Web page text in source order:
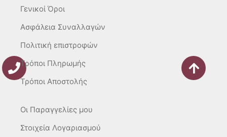
Γενικοί Όροι
Ασφάλεια Συναλλαγών
Πολιτική επιστροφών
Τρόποι Πληρωμής
Τρόποι Αποστολής
Οι Παραγγελίες μου
Στοιχεία Λογαριασμού